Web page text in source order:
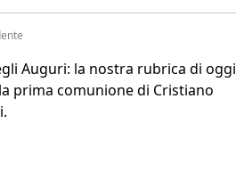
Auguri: la nostra rubrica di oggi
prima comunione di Cristiano